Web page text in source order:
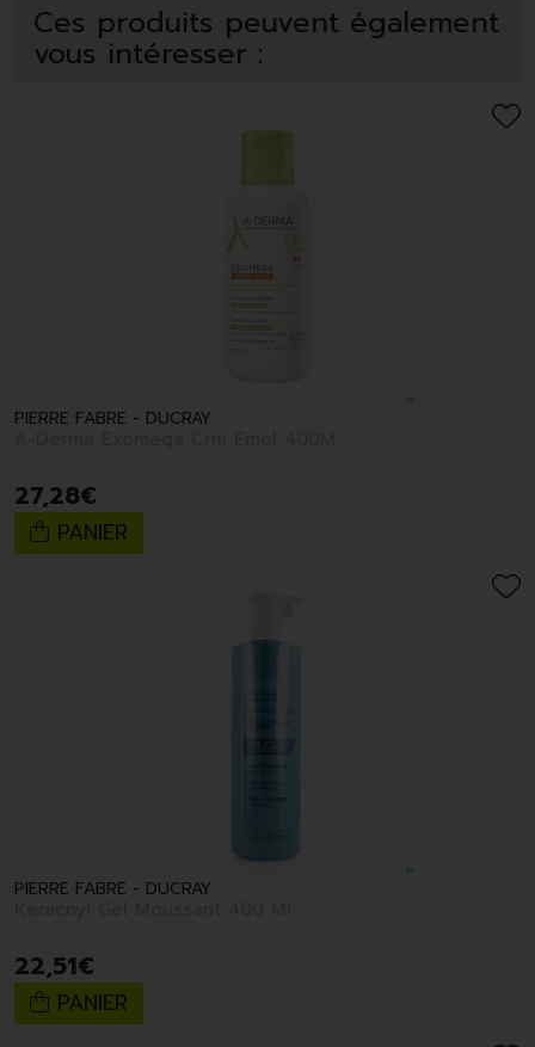
Ces produits peuvent également
vous intéresser :
PIERRE FABRE - DUCRAY
27,28€
PANIER
PIERRE FABRE - DUCRAY
22,51€
PANIER